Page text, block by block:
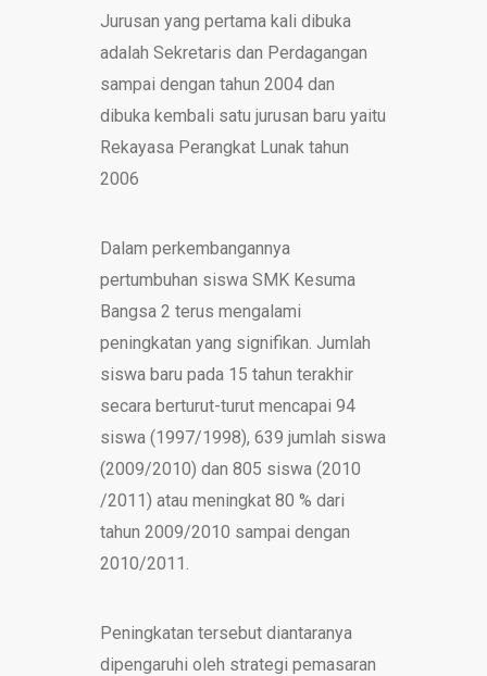
Jurusan yang pertama kali dibuka
adalah Sekretaris dan Perdagangan
sampai dengan tahun 2004 dan
dibuka kembali satu jurusan baru yaitu
Rekayasa Perangkat Lunak tahun
2006
Dalam perkembangannya
pertumbuhan siswa SMK Kesuma
Bangsa 2 terus mengalami
peningkatan yang signifikan. Jumlah
siswa baru pada 15 tahun terakhir
secara berturut-turut mencapai 94
siswa (1997/1998), 639 jumlah siswa
(2009/2010) dan 805 siswa (2010
/2011) atau meningkat 80 % dari
tahun 2009/2010 sampai dengan
2010/2011.
Peningkatan tersebut diantaranya
dipengaruhi oleh strategi pemasaran